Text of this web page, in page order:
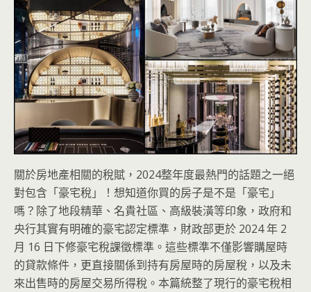
關於房地產相關的稅賦，2024整年度最熱門的話題之一絕
對包含「豪宅稅」！想知道你買的房子是不是「豪宅」
嗎？除了地段精華、名貴社區、高級裝潢等印象，政府和
央行其實有明確的豪宅認定標準，財政部更於 2024 年 2
月 16 日下修豪宅稅課徵標準。這些標準不僅影響購屋時
的貸款條件，更直接關係到持有房屋時的房屋稅，以及未
來出售時的房屋交易所得稅。本篇統整了現行的豪宅稅相